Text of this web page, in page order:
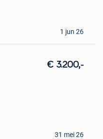
1 jun 26
€ 3.200,-
31 mei 26